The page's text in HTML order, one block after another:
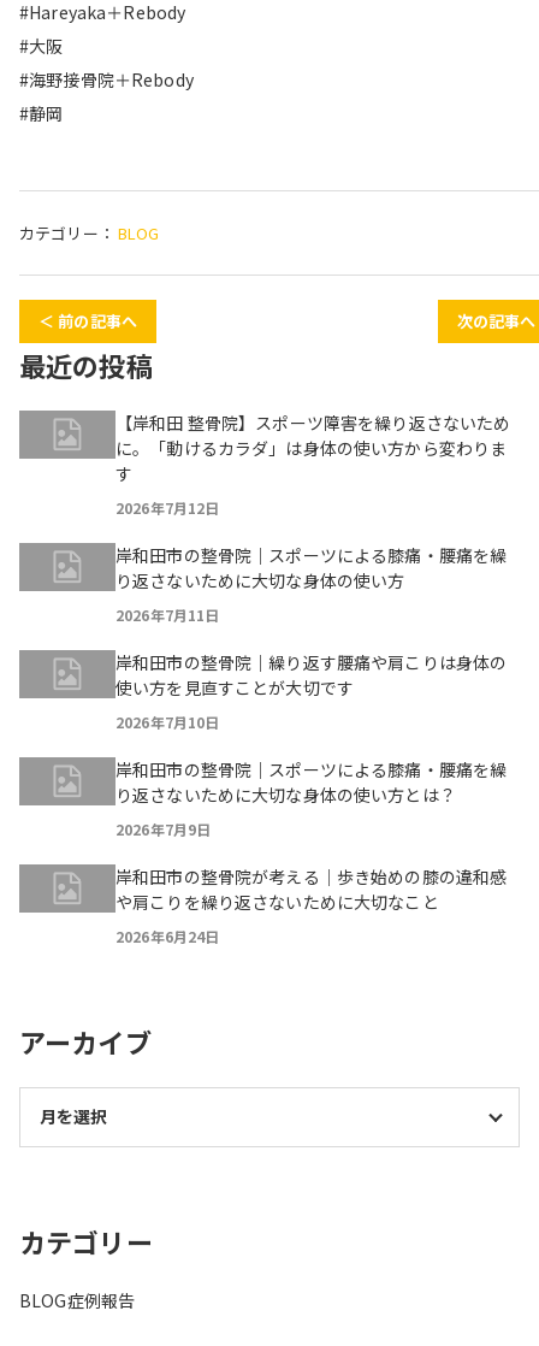
#Hareyaka＋Rebody
#大阪
#海野接骨院＋Rebody
#静岡
カテゴリー： BLOG
＜ 前の記事へ 次の記事
最近の投稿
【岸和田 整骨院】スポーツ障害を繰り返さないため
に。「動けるカラダ」は身体の使い方から変わりま
す
2026年7月12日
岸和田市の整骨院｜スポーツによる膝痛・腰痛を繰
り返さないために大切な身体の使い方
2026年7月11日
岸和田市の整骨院｜繰り返す腰痛や肩こりは身体の
使い方を見直すことが大切です
2026年7月10日
岸和田市の整骨院｜スポーツによる膝痛・腰痛を繰
り返さないために大切な身体の使い方とは？
2026年7月9日
岸和田市の整骨院が考える｜歩き始めの膝の違和感
や肩こりを繰り返さないために大切なこと
2026年6月24日
アーカイブ
カテゴリー
BLOG症例報告